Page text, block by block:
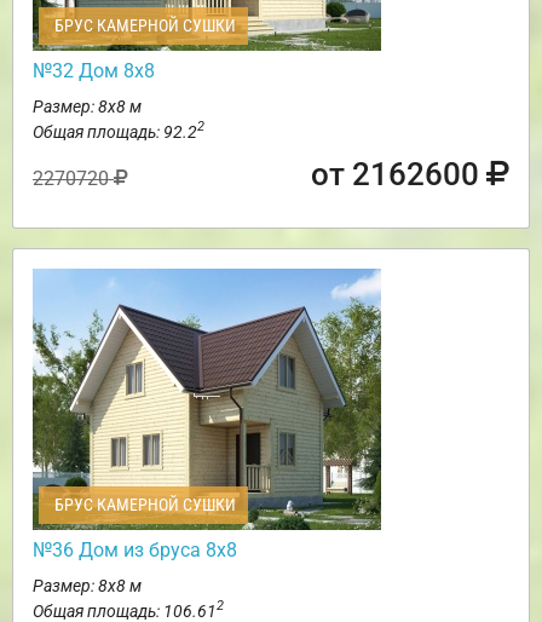
БРУС КАМЕРНОЙ СУШКИ
№32 Дом 8х8
Размер: 8х8 м
Общая площадь: 92.22
2270720 от 2162600
БРУС КАМЕРНОЙ СУШКИ
№36 Дом из бруса 8х8
Размер: 8х8 м
Общая площадь: 106.612